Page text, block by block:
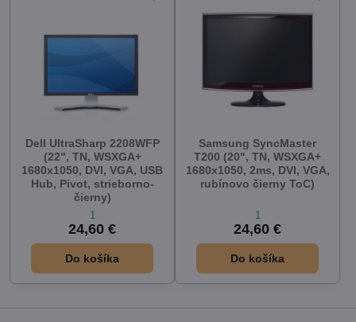
Dell UltraSharp 2208WFP
(22", TN, WSXGA+
1680x1050, DVI, VGA, USB
Hub, Pivot, strieborno-
čierny)
1
24,60 €
Do košíka
Samsung SyncMaster
T200 (20", TN, WSXGA+
1680x1050, 2ms, DVI, VGA,
rubínovo čierny ToC)
1
24,60 €
Do košíka